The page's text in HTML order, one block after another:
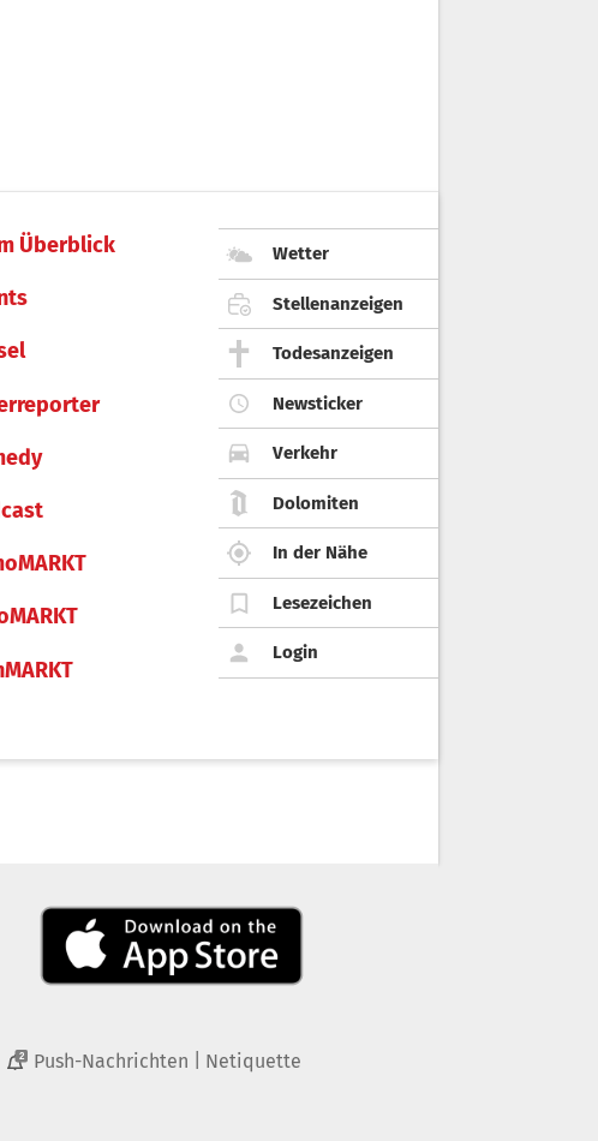
Überblick Wetter
Stellenanzeigen
Todesanzeigen
Newsticker
Verkehr
Dolomiten
In der Nähe
Lesezeichen
Login
2 Push-Nachrichten Netiquette